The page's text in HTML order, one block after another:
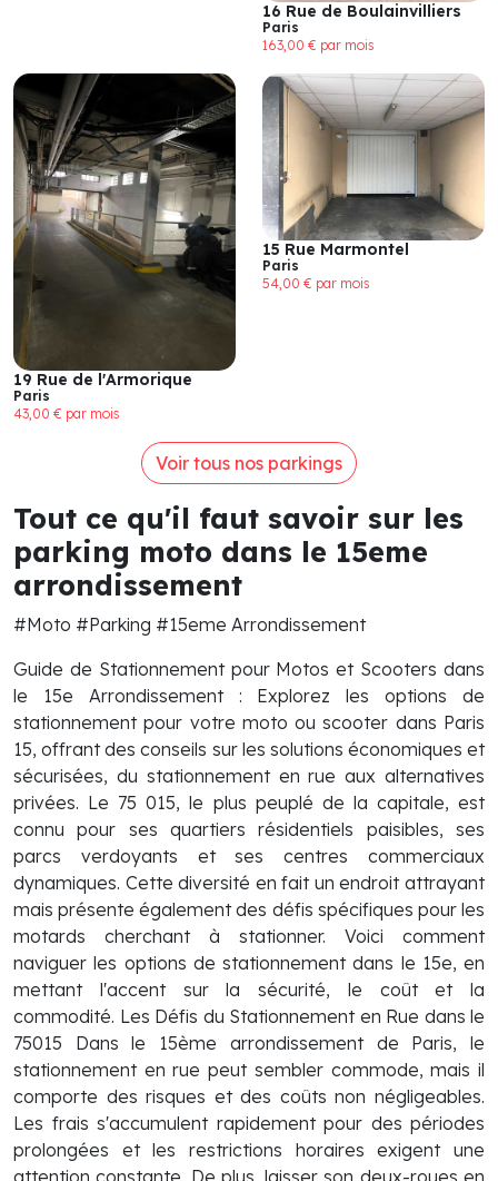
16 Rue de Boulainvilliers
Paris
163,00 € par mois
19 Rue de l'Armorique
Paris
43,00 € par mois
15 Rue Marmontel
Paris
54,00 € par mois
Voir tous nos parkings
Tout ce qu'il faut savoir sur les
parking moto dans le 15eme
arrondissement
#Moto #Parking #15eme Arrondissement
Guide de Stationnement pour Motos et Scooters dans
le 15e Arrondissement : Explorez les options de
stationnement pour votre moto ou scooter dans Paris
15, offrant des conseils sur les solutions économiques et
sécurisées, du stationnement en rue aux alternatives
privées. Le 75 015, le plus peuplé de la capitale, est
connu pour ses quartiers résidentiels paisibles, ses
parcs verdoyants et ses centres commerciaux
dynamiques. Cette diversité en fait un endroit attrayant
mais présente également des défis spécifiques pour les
motards cherchant à stationner. Voici comment
naviguer les options de stationnement dans le 15e, en
mettant l'accent sur la sécurité, le coût et la
commodité. Les Défis du Stationnement en Rue dans le
75015 Dans le 15ème arrondissement de Paris, le
stationnement en rue peut sembler commode, mais il
comporte des risques et des coûts non négligeables.
Les frais s'accumulent rapidement pour des périodes
prolongées et les restrictions horaires exigent une